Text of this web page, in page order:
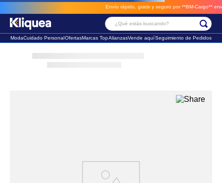
Envío rápido, gratis y seguro por **BM-Cargo** envios a través de BM-Cargo
¿Qué estás buscando?
Términos Más Buscados
ModaCuidado PersonalOfertasMarcas TopAlianzasVende aquíSeguimiento de Pedidos